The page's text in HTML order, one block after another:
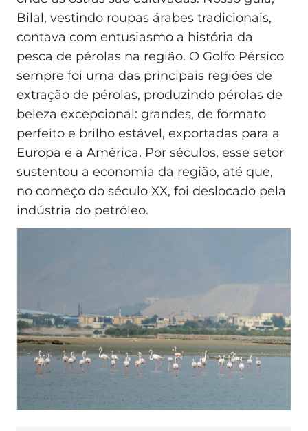
Bilal, vestindo roupas árabes tradicionais,
contava com entusiasmo a história da
pesca de pérolas na região. O Golfo Pérsico
sempre foi uma das principais regiões de
extração de pérolas, produzindo pérolas de
beleza excepcional: grandes, de formato
perfeito e brilho estável, exportadas para a
Europa e a América. Por séculos, esse setor
sustentou a economia da região, até que,
no começo do século XX, foi deslocado pela
indústria do petróleo.